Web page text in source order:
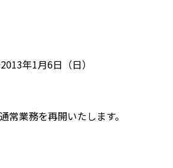
年1月6日（日）
常業務を再開いたします。